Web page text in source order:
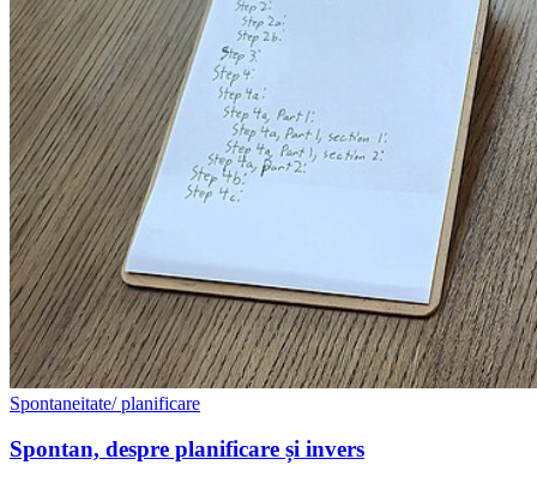
Spontaneitate/ planificare
Spontan, despre planificare și invers